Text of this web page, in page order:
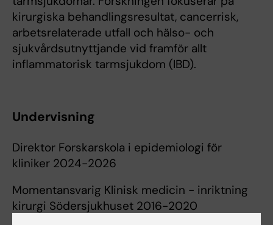
kirurgiska behandlingsresultat, cancerrisk,
arbetsrelaterade utfall och hälso- och
sjukvårdsutnyttjande vid framför allt
inflammatorisk tarmsjukdom (IBD).
Undervisning
Direktor Forskarskola i epidemiologi för
kliniker 2024-2026
Momentansvarig Klinisk medicin - inriktning
kirurgi Södersjukhuset 2016-2020